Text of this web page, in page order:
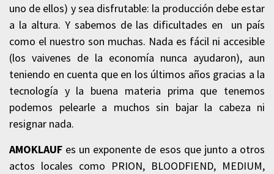
uno de ellos) y sea disfrutable: la producción debe estar
a la altura. Y sabemos de las dificultades en un país
como el nuestro son muchas. Nada es fácil ni accesible
(los vaivenes de la economía nunca ayudaron), aun
teniendo en cuenta que en los últimos años gracias a la
tecnología y la buena materia prima que tenemos
podemos pelearle a muchos sin bajar la cabeza ni
resignar nada.
AMOKLAUF es un exponente de esos que junto a otros
actos locales como PRION, BLOODFIEND, MEDIUM,